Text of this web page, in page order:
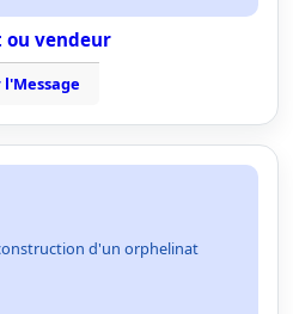
ou vendeur
l'Message
d'un orphelinat